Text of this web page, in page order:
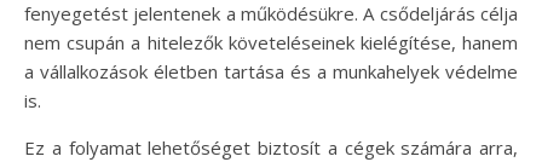
fenyegetést jelentenek a működésükre. A csődeljárás célja
nem csupán a hitelezők követeléseinek kielégítése, hanem
a vállalkozások életben tartása és a munkahelyek védelme
is.
Ez a folyamat lehetőséget biztosít a cégek számára arra,